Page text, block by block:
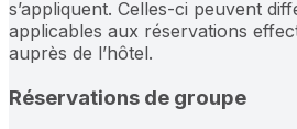
s’appliquent. Celles-ci peuvent
applicables aux réservations
auprès de l’hôtel.
Réservations de groupe